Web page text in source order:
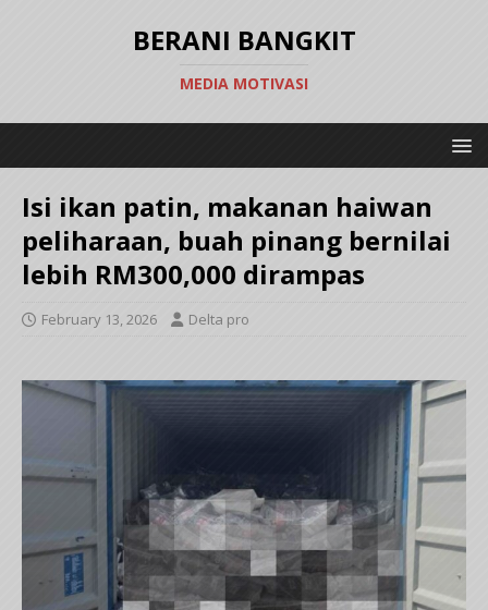
BERANI BANGKIT
MEDIA MOTIVASI
Isi ikan patin, makanan haiwan
peliharaan, buah pinang bernilai
lebih RM300,000 dirampas
February 13, 2026 Delta pro